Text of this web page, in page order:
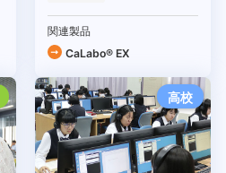
関連製品
CaLabo® EX
高校